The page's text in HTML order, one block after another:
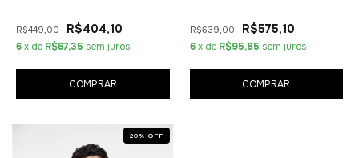
R$449,00 R$404,10
6x de R$67,35 sem juros
COMPRAR
R$639,00 R$575,10
6 x de R$95,85 sem juros
COMPRAR
20 % OFF